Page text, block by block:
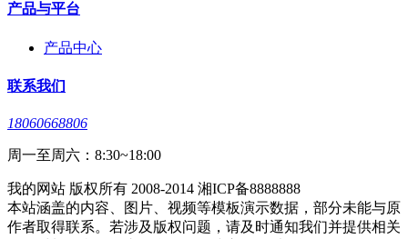
产品与平台
产品中心
联系我们
18060668806
周一至周六：8:30~18:00
我的网站 版权所有 2008-2014 湘ICP备8888888
本站涵盖的内容、图片、视频等模板演示数据，部分未能与原
作者取得联系。若涉及版权问题，请及时通知我们并提供相关